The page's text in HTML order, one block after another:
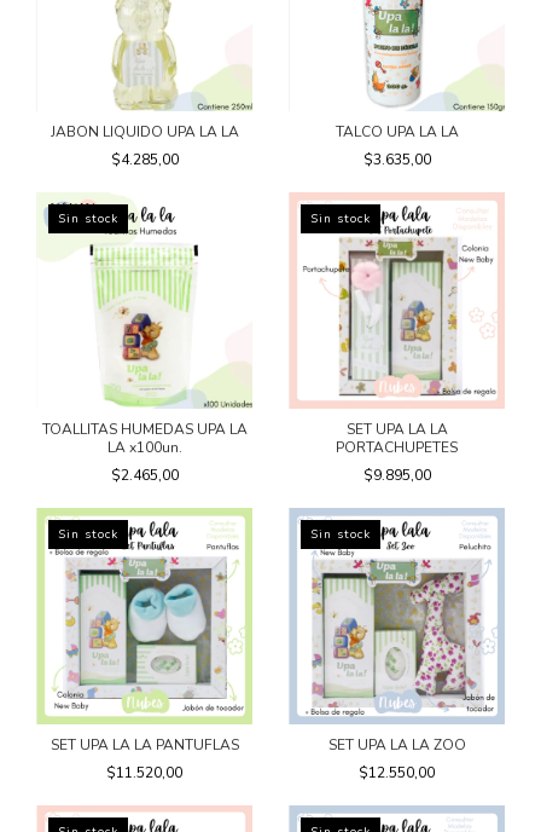
JABON LIQUIDO UPA LA LA
$4.285,00
TALCO UPA LA LA
$3.635,00
Sin stock
TOALLITAS HUMEDAS UPA LA
LA x100un.
$2.465,00
Sin stock
SET UPA LA LA
PORTACHUPETES
$9.895,00
Sin stock
SET UPA LA LA PANTUFLAS
$11.520,00
Sin stock
SET UPA LA LA ZOO
$12.550,00